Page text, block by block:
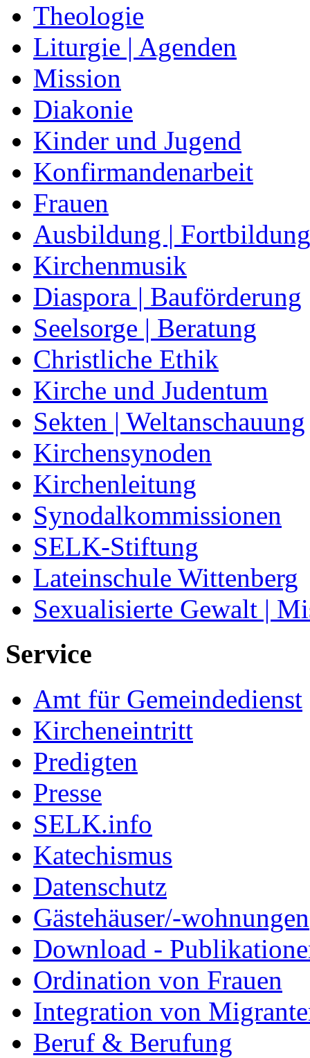
Theologie
Liturgie | Agenden
Mission
Diakonie
Kinder und Jugend
Konfirmandenarbeit
Frauen
Ausbildung | Fortbildung
Kirchenmusik
Diaspora | Bauförderung
Seelsorge | Beratung
Christliche Ethik
Kirche und Judentum
Sekten | Weltanschauung
Kirchensynoden
Kirchenleitung
Synodalkommissionen
SELK-Stiftung
Lateinschule Wittenberg
Sexualisierte Gewalt |
Service
Amt für Gemeindedienst
Kircheneintritt
Predigten
Presse
SELK.info
Katechismus
Datenschutz
Gästehäuser/-wohnungen
Download -
Ordination von Frauen
Integration von
Beruf & Berufung